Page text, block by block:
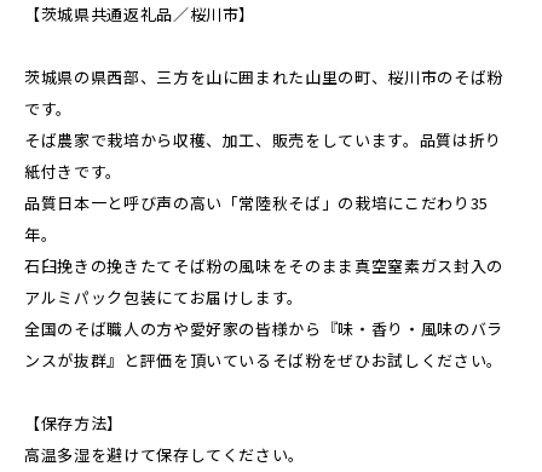
【茨城県共通返礼品／桜川市】
茨城県の県西部、三方を山に囲まれた山里の町、桜川市のそば粉
です。
そば農家で栽培から収穫、加工、販売をしています。品質は折り
紙付きです。
品質日本一と呼び声の高い「常陸秋そば」の栽培にこだわり35
年。
石臼挽きの挽きたてそば粉の風味をそのまま真空窒素ガス封入の
アルミパック包装にてお届けします。
全国のそば職人の方や愛好家の皆様から『味・香り・風味のバラ
ンスが抜群』と評価を頂いているそば粉をぜひお試しください。
【保存方法】
高温多湿を避けて保存してください。